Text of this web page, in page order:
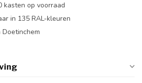
kasten op voorraad
in 135 RAL-kleuren